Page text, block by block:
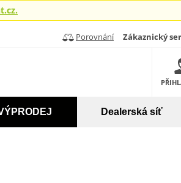
Porovnání Zákaznický
Dealerská síť